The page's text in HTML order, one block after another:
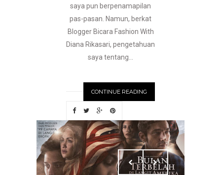
saya pun berpenamapilan
pas-pasan. Namun, berkat
Blogger Bicara Fashion With
Diana Rikasari, pengetahuan
saya tentang...
CONTINUE READING